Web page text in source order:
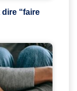
“faire